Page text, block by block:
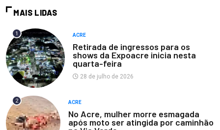
MAIS LIDAS
1 ACRE
Retirada de ingressos para os
shows da Expoacre inicia nesta
quarta-feira
28 de julho de 2026
2 ACRE
No Acre, mulher morre esmagada
após moto ser atingida por caminhão